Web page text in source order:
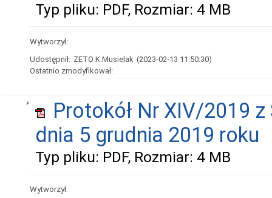
Typ pliku: PDF, Rozmiar: 4 MB
Wytworzył:
Udostępnił: ZETO K.Musielak (2023-02-13 11:50:30)
Ostatnio zmodyfikował:
Protokół Nr XIV/2019
dnia 5 grudnia 2019 roku
Typ pliku: PDF, Rozmiar: 4 MB
Wytworzył: